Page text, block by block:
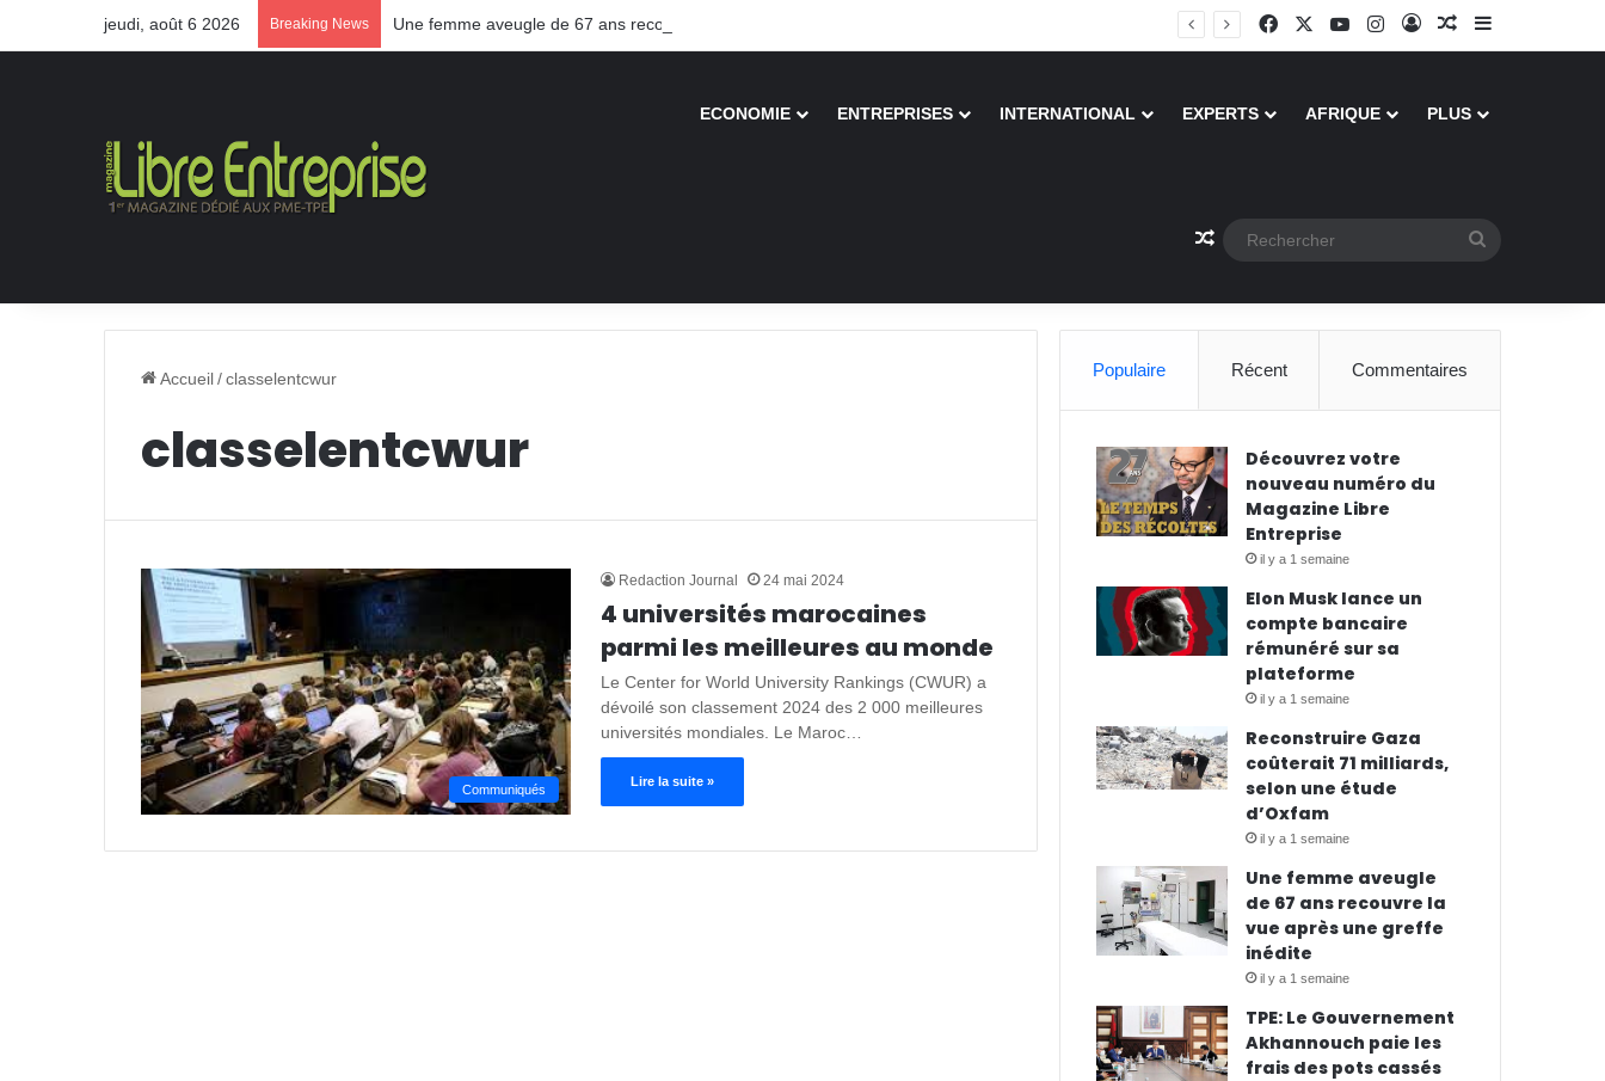
jeudi, août 6 2026 Breaking News Une femme aveugle de 67 ans recouvre la vue après une greffe inédite Facebook YouTubeInstagramConnexionArticle Aléatoire
ECONOMIE ENTREPRISES INTERNATIONAL EXPERTS AFRIQUE PLUS
Article Aléatoire
Accueil/classelentcwur
classelentcwur
Communiqués
Redaction Journal 24 mai 2024
4 universités marocaines
parmi les meilleures au monde
Le Center for World University Rankings (CWUR) a
dévoilé son classement 2024 des 2 000 meilleures
universités mondiales. Le Maroc…
Lire la suite »
Populaire Récent Commentaires
Découvrez votre
nouveau numéro du
Magazine Libre
Entreprise
il y a 1 semaine
Elon Musk lance un
compte bancaire
rémunéré sur sa
plateforme
il y a 1 semaine
Reconstruire Gaza
coûterait 71 milliards,
selon une étude
d’Oxfam
il y a 1 semaine
Une femme aveugle
de 67 ans recouvre la
vue après une greffe
inédite
il y a 1 semaine
TPE: Le Gouvernement
Akhannouch paie les
frais des pots cassés